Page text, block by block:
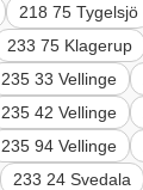
218 75 Tygelsjö
233 75 Klagerup
235 33 Vellinge
235 42 Vellinge
235 94 Vellinge
233 24 Svedala